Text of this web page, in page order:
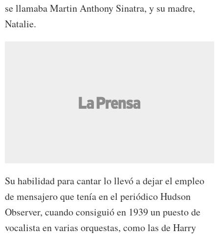
se llamaba Martin Anthony Sinatra, y su madre,
Natalie.
Su habilidad para cantar lo llevó a dejar el empleo
de mensajero que tenía en el periódico Hudson
Observer, cuando consiguió en 1939 un puesto de
vocalista en varias orquestas, como las de Harry